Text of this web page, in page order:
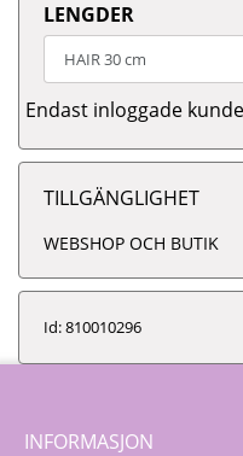
LENGDER
Endast inloggade
TILLGÄNGLIGHET
WEBSHOP OCH BUTIK
Id: 810010296
INFORMASJON